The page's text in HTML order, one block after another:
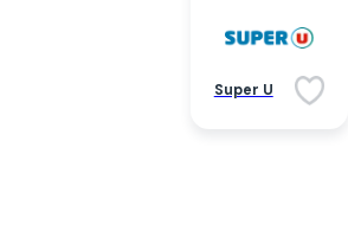
Super U